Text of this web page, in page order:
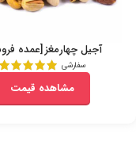
آجیل چهارمغز [عمده
سفارشی
مشاهده قیمت